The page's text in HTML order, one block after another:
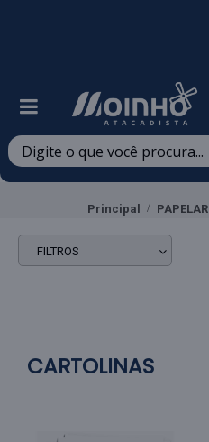
Principal
FILTROS
CARTOLINAS